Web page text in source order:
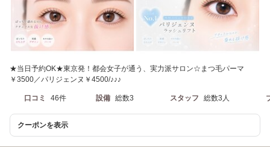
★当日予約OK★東京発！都会女子が通う、実力派サロン☆まつ毛パーマ
￥3500／パリジェンヌ￥4500/♪♪♪
口コミ 46件 設備 総数3 スタッフ 総数3人
クーポンを表示